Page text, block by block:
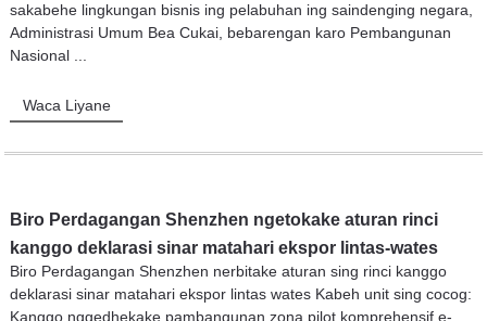
sakabehe lingkungan bisnis ing pelabuhan ing saindenging negara,
Administrasi Umum Bea Cukai, bebarengan karo Pembangunan
Nasional ...
Waca Liyane
Biro Perdagangan Shenzhen ngetokake aturan rinci
kanggo deklarasi sinar matahari ekspor lintas-wates
Biro Perdagangan Shenzhen nerbitake aturan sing rinci kanggo
deklarasi sinar matahari ekspor lintas wates Kabeh unit sing cocog:
Kanggo nggedhekake pambangunan zona pilot komprehensif e-